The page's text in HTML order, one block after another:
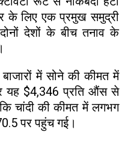
के लिए एक प्रमुख समुद्री
देशों के बीच तनाव के
में सोने की कीमत में
यह $4,346 प्रति औंस से
चांदी की कीमत में लगभग
पर पहुंच गई।